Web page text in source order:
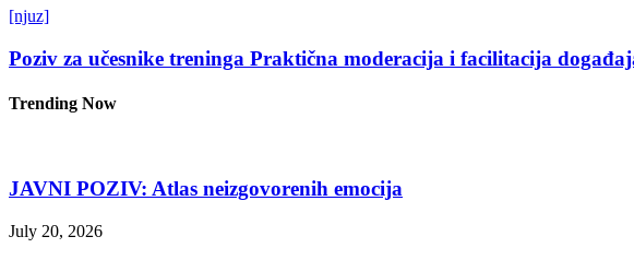
[njuz]
Poziv za učesnike treninga Praktična moderacija i facilitacija
Trending Now
JAVNI POZIV: Atlas neizgovorenih emocija
July 20, 2026